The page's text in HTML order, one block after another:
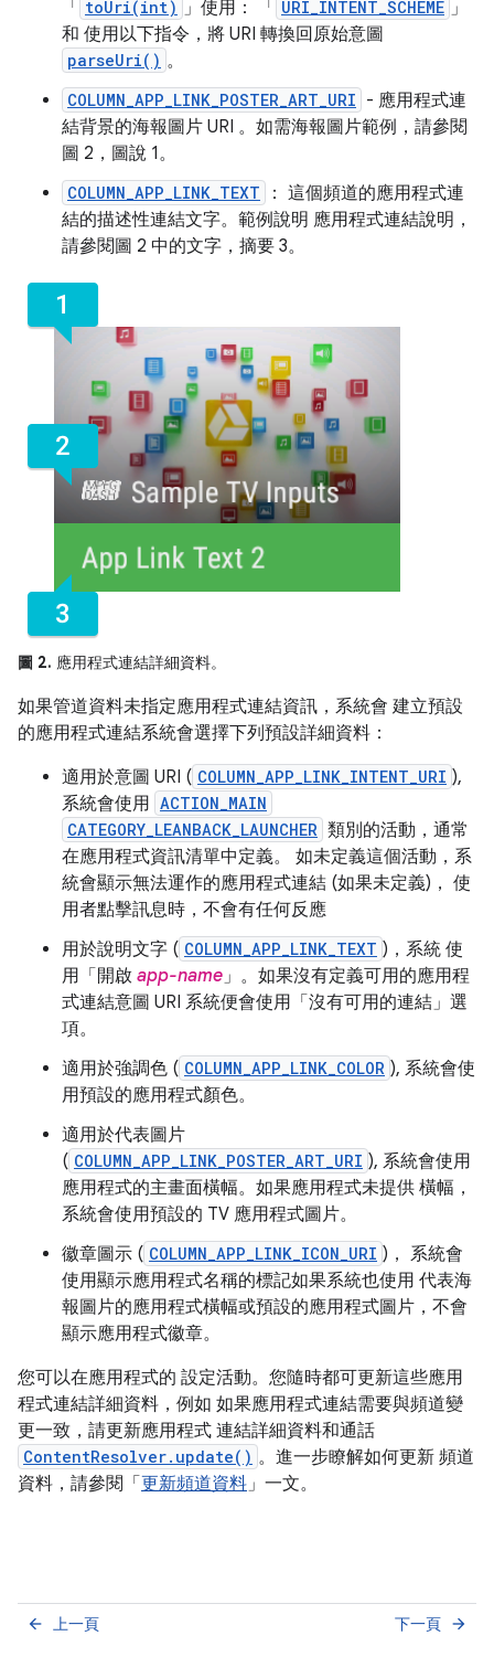
「 toUri(int) 」使用： 「 URI_INTENT_SCHEME 」
和 使用以下指令，將 URI 轉換回原始意圖
parseUri() 。
COLUMN_APP_LINK_POSTER_ART_URI - 應用程式連
結背景的海報圖片 URI 。如需海報圖片範例，請參閱
圖 2，圖說 1。
COLUMN_APP_LINK_TEXT
： 這個頻道的應用程式連
結的描述性連結文字。範例說明 應用程式連結說明，
請參閱圖 2 中的文字，摘要 3。
圖 2. 應用程式連結詳細資料。
如果管道資料未指定應用程式連結資訊，系統會 建立預設
的應用程式連結系統會選擇下列預設詳細資料：
適用於意圖 URI ( COLUMN_APP_LINK_INTENT_URI ),
系統會使用 ACTION_MAIN
CATEGORY_LEANBACK_LAUNCHER 類別的活動，通常
在應用程式資訊清單中定義。 如未定義這個活動，系
統會顯示無法運作的應用程式連結 (如果未定義)， 使
用者點擊訊息時，不會有任何反應
用於說明文字 ( COLUMN_APP_LINK_TEXT )，系統 使
用「開啟 app-name」。如果沒有定義可用的應用程
式連結意圖 URI 系統便會使用「沒有可用的連結」選
項。
適用於強調色 ( COLUMN_APP_LINK_COLOR ), 系統會使
用預設的應用程式顏色。
適用於代表圖片
( COLUMN_APP_LINK_POSTER_ART_URI ), 系統會使用
應用程式的主畫面橫幅。如果應用程式未提供 橫幅，
系統會使用預設的 TV 應用程式圖片。
徽章圖示 ( COLUMN_APP_LINK_ICON_URI )， 系統會
使用顯示應用程式名稱的標記如果系統也使用 代表海
報圖片的應用程式橫幅或預設的應用程式圖片，不會
顯示應用程式徽章。
您可以在應用程式的 設定活動。您隨時都可更新這些應用
程式連結詳細資料，例如 如果應用程式連結需要與頻道變
更一致，請更新應用程式 連結詳細資料和通話
ContentResolver.update() 。進一步瞭解如何更新 頻道
資料，請參閱「 更新頻道資料」一文。
上一頁
arrow_back 下一頁 arrow_forward